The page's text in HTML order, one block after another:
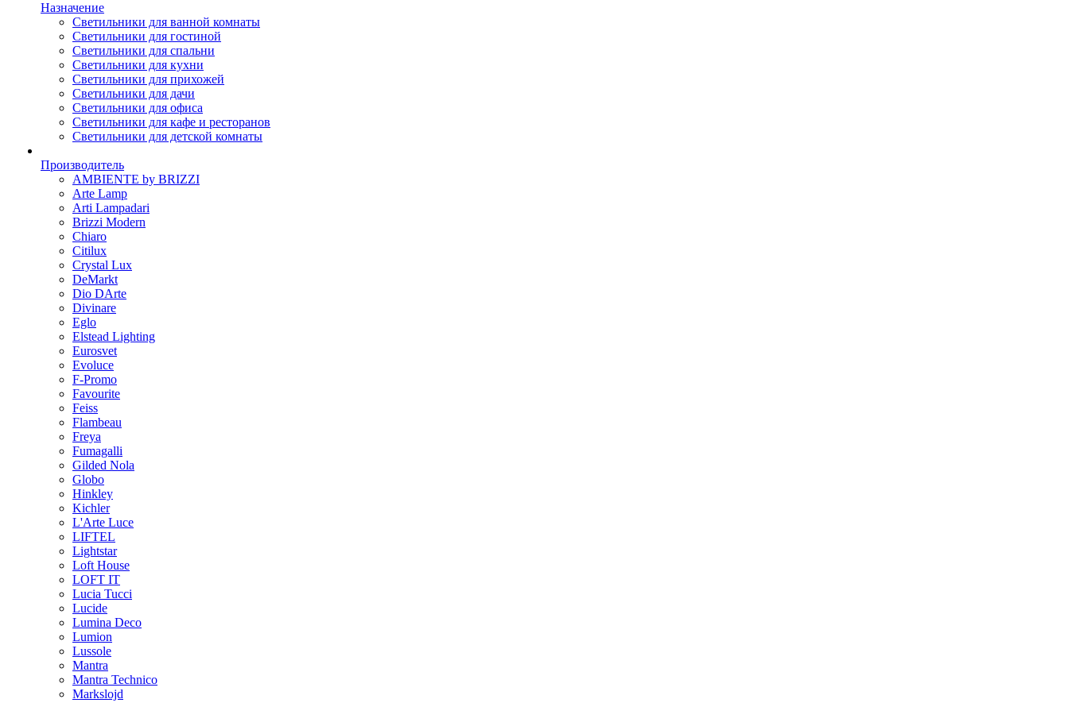
Назначение
Светильники для ванной комнаты
Светильники для гостиной
Светильники для спальни
Светильники для кухни
Светильники для прихожей
Светильники для дачи
Светильники для офиса
Светильники для кафе и ресторанов
Светильники для детской комнаты
Производитель
AMBIENTE by BRIZZI
Arte Lamp
Arti Lampadari
Brizzi Modern
Chiaro
Citilux
Crystal Lux
DeMarkt
Dio DArte
Divinare
Eglo
Elstead Lighting
Eurosvet
Evoluce
F-Promo
Favourite
Feiss
Flambeau
Freya
Fumagalli
Gilded Nola
Globo
Hinkley
Kichler
L'Arte Luce
LIFTEL
Lightstar
Loft House
LOFT IT
Lucia Tucci
Lucide
Lumina Deco
Lumion
Lussole
Mantra
Mantra Technico
Markslojd